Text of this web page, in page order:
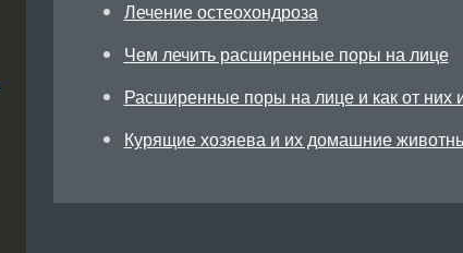
Лечение остеохондроза
Чем лечить расширенные поры на лице
Расширенные поры на лице и как от них
Курящие хозяева и их домашние